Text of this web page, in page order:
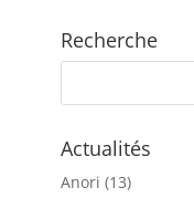
Recherche
Actualités
Anori (13)